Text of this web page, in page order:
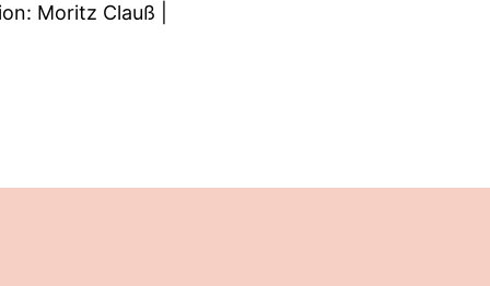
Moritz Clauß |